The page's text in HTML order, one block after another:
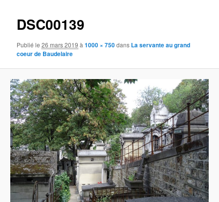
DSC00139
Publié le26 mars 2019 à1000 × 750dans La servante au grand
coeur de Baudelaire